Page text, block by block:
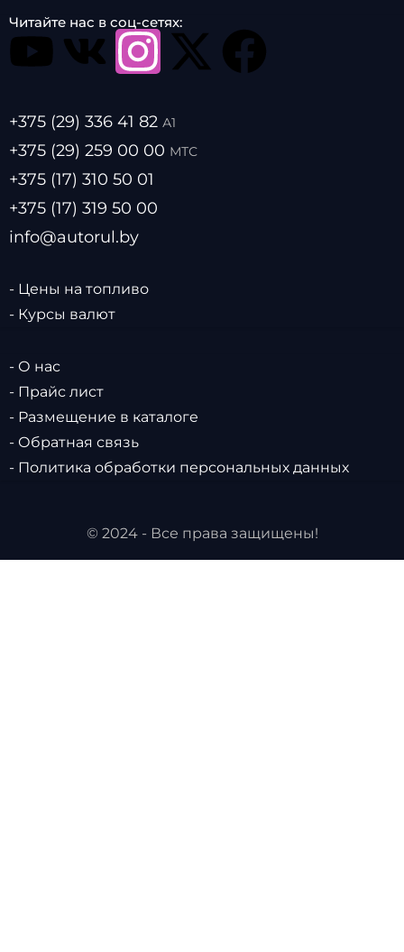
Читайте нас в соц-сетях:
+375 (29) 336 41 82 А1
+375 (29) 259 00 00 МТС
+375 (17) 310 50 01
+375 (17) 319 50 00
info@autorul.by
- Цены на топливо
- Курсы валют
- О нас
- Прайс лист
- Размещение в каталоге
- Обратная связь
- Политика обработки персональных данных
© 2024 - Все права защищены!